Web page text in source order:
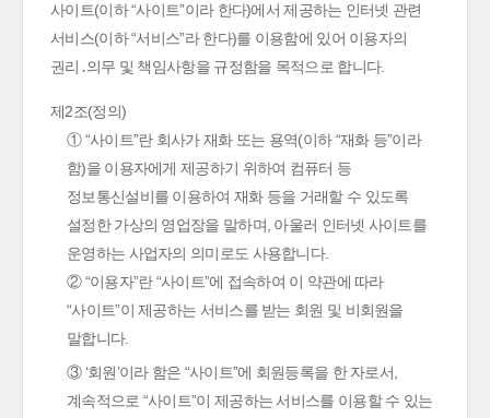
사이트(이하 “사이트”이라 한다)에서 제공하는 인터넷 관련
서비스(이하 “서비스”라 한다)를 이용함에 있어 이용자의
권리․의무 및 책임사항을 규정함을 목적으로 합니다.
제2조(정의)
① “사이트”란 회사가 재화 또는 용역(이하 “재화 등”이라
함)을 이용자에게 제공하기 위하여 컴퓨터 등
정보통신설비를 이용하여 재화 등을 거래할 수 있도록
설정한 가상의 영업장을 말하며, 아울러 인터넷 사이트를
운영하는 사업자의 의미로도 사용합니다.
② “이용자”란 “사이트”에 접속하여 이 약관에 따라
“사이트”이 제공하는 서비스를 받는 회원 및 비회원을
말합니다.
③ ‘회원’이라 함은 “사이트”에 회원등록을 한 자로서,
계속적으로 “사이트”이 제공하는 서비스를 이용할 수 있는